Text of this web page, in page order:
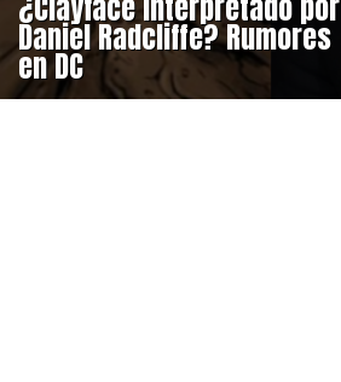
Daniel Radcliffe? Rumores
en DC